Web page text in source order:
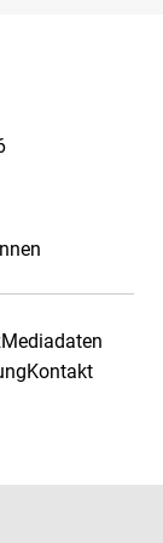
Mediadaten
Kontakt